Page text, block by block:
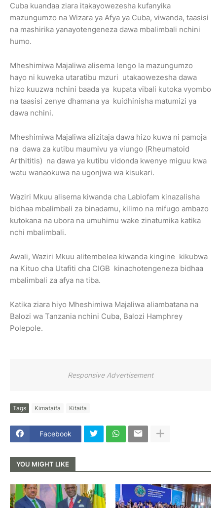
Cuba kuandaa ziara itakayowezesha kufanyika
mazungumzo na Wizara ya Afya ya Cuba, viwanda, taasisi
na mashirika yanayotengeneza dawa mbalimbali nchini
humo.
Mheshimiwa Majaliwa alisema lengo la mazungumzo
hayo ni kuweka utaratibu mzuri utakaowezesha dawa
hizo kuuzwa nchini baada ya kupata vibali kutoka vyombo
na taasisi zenye dhamana ya kuidhinisha matumizi ya
dawa nchini.
Mheshimiwa Majaliwa alizitaja dawa hizo kuwa ni pamoja
na dawa za kutibu maumivu ya viungo (Rheumatoid
Arthititis) na dawa ya kutibu vidonda kwenye miguu kwa
watu wanaokuwa na ugonjwa wa kisukari.
Waziri Mkuu alisema kiwanda cha Labiofam kinazalisha
bidhaa mbalimbali za binadamu, kilimo na mifugo ambazo
kutokana na ubora na umuhimu wake zinatumika katika
nchi mbalimbali.
Awali, Waziri Mkuu alitembelea kiwanda kingine kikubwa
na Kituo cha Utafiti cha CIGB kinachotengeneza bidhaa
mbalimbali za afya na tiba.
Katika ziara hiyo Mheshimiwa Majaliwa aliambatana na
Balozi wa Tanzania nchini Cuba, Balozi Hamphrey
Polepole.
Responsive Advertisement
Tags Kimataifa Kitaifa
Facebook
YOU MIGHT LIKE